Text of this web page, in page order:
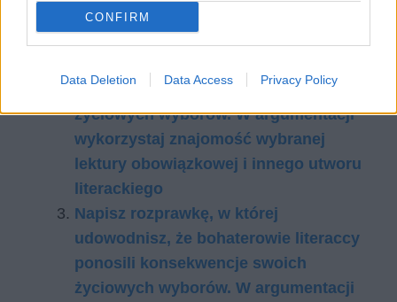
CONFIRM
Data Deletion Data Access Privacy Policy
kontekstu.
ponosili konsekwencje swoich
życiowych wyborów. W argumentacji
wykorzystaj znajomość wybranej
lektury obowiązkowej i innego utworu
literackiego
Napisz rozprawkę, w której
udowodnisz, że bohaterowie literaccy
ponosili konsekwencje swoich
życiowych wyborów. W argumentacji